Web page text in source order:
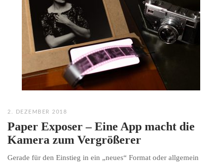
2. DEZEMBER 2018
Paper Exposer – Eine App macht die
Kamera zum Vergrößerer
Gerade für den Einstieg in ein „neues“ Format oder allgemein